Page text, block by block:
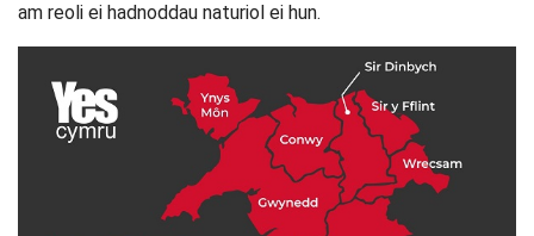
am reoli ei hadnoddau naturiol ei hun.